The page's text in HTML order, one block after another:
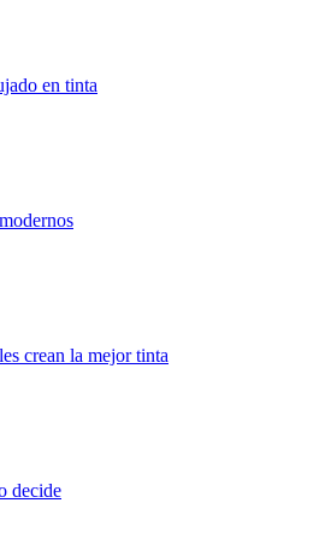
en tinta
crean la mejor tinta
decide